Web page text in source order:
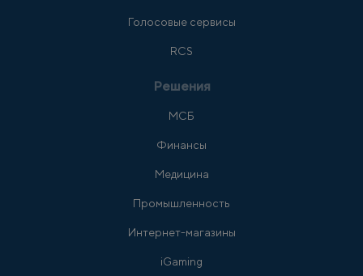
Голосовые сервисы
RCS
Решения
МСБ
Финансы
Медицина
Промышленность
Интернет-магазины
iGaming